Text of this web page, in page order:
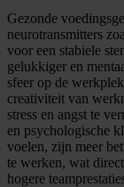
Gezonde
neurotransmitters
voor een stabiele
gelukkiger en
sfeer op de
creativiteit van
stress en angst te
en psychologische
voelen, zijn meer
te werken, wat
hogere